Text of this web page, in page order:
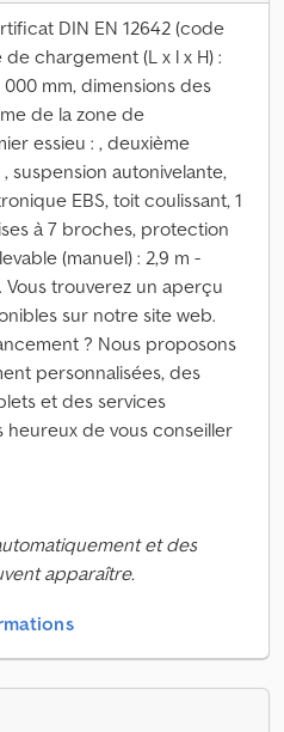
DIN EN 12642 (code
chargement (L x l x H) :
000 mm, dimensions des
de la zone de
essieu : , deuxième
suspension autonivelante,
EBS, toit coulissant, 1
à 7 broches, protection
(manuel) : 2,9 m -
Vous trouverez un aperçu
sur notre site web.
? Nous proposons
personnalisées, des
et des services
heureux de vous conseiller
et des
apparaître.